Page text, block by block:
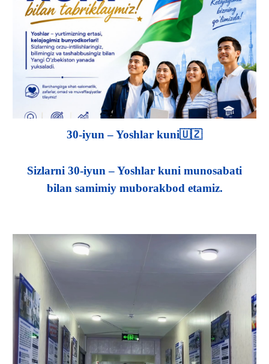
30-iyun – Yoshlar kuni🇺🇿
Sizlarni 30-iyun – Yoshlar kuni munosabati
bilan samimiy muborakbod etamiz.